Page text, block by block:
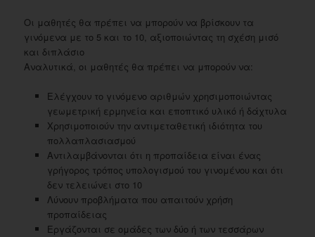
Οι μαθητές θα πρέπει να μπορούν να βρίσκουν τα
γινόμενα με το 5 και το 10, αξιοποιώντας τη σχέση μισό
και διπλάσιο
Αναλυτικά, οι μαθητές θα πρέπει να μπορούν να:
Ελέγχουν το γινόμενο αριθμών χρησιμοποιώντας
γεωμετρική ερμηνεία και εποπτικό υλικό ή δάχτυλα
Χρησιμοποιούν την αντιμεταθετική ιδιότητα του
πολλαπλασιασμού
Αντιλαμβάνονται ότι η προπαίδεια είναι ένας
γρήγορος τρόπος υπολογισμού του γινομένου και ότι
δεν τελειώνει στο 10
Λύνουν προβλήματα που απαιτούν χρήση
προπαίδειας
Εργάζονται σε ομάδες των δύο ή των τεσσάρων